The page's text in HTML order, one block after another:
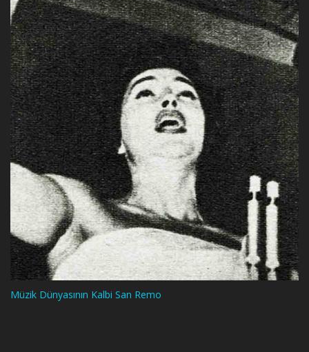
Müzik Dünyasının Kalbi San Remo